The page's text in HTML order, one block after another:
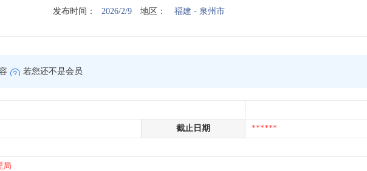
发布时间： 2026/2/9 地区： 福建 - 泉州市
若您还不是会员
截止日期 ******
局